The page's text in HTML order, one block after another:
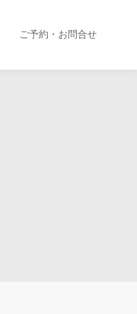
ご予約・お問合せ